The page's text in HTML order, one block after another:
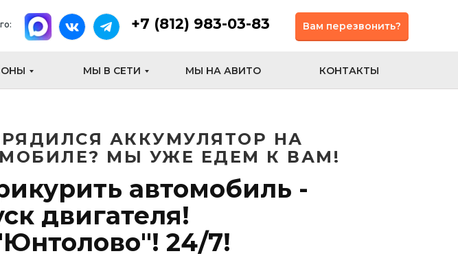
+7 (812) 983-03-83
МЫ В СЕТИ МЫ НА АВИТО КОНТАКТЫ
Вам перезвонить?
АККУМУЛЯТОР НА
МЫ УЖЕ ЕДЕМ К ВАМ!
автомобиль -
двигателя!
24/7!